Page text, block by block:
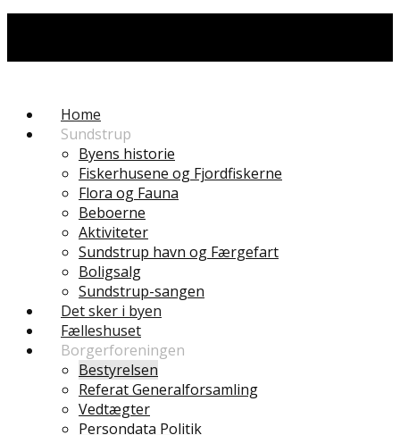
Home
Sundstrup
Byens historie
Fiskerhusene og Fjordfiskerne
Flora og Fauna
Beboerne
Aktiviteter
Sundstrup havn og Færgefart
Boligsalg
Sundstrup-sangen
Det sker i byen
Fælleshuset
Borgerforeningen
Bestyrelsen
Referat Generalforsamling
Vedtægter
Persondata Politik